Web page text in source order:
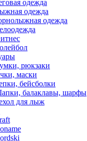
одежда
одежда
одежда
рюкзаки
маски
бейсболки
балаклавы, шарфы
для лыж